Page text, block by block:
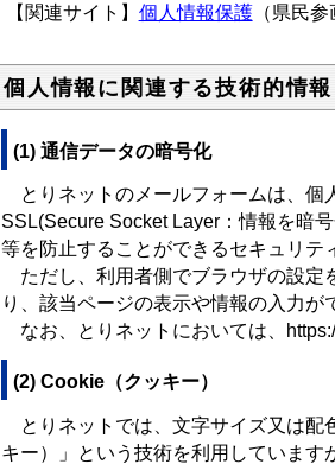
【関連サイト】 個人情報保護（県民参
個人情報に関連する技術的情報
(1) 通信データの暗号化
とりネットのメールフォームは、個
SSL(Secure Socket Layer：情報を暗
等を防止することができるセキュリテ
ただし、利用者側でブラウザの設定
り、該当ページの表示や情報の入力が
なお、とりネットにおいては、
(2) Cookie（クッキー）
とりネットでは、文字サイズ又は配
キー）」という技術を利用しています